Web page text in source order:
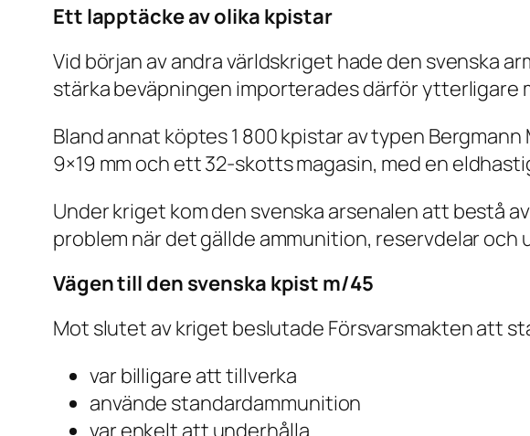
Ett lapptäcke av olika kpistar
Vid början av andra världskriget hade den svenska
stärka beväpningen importerades därför ytterligare
Bland annat köptes 1 800 kpistar av typen
9×19 mm och ett 32-skotts magasin, med en
Under kriget kom den svenska arsenalen att bestå av
problem när det gällde ammunition, reservdelar och
Vägen till den svenska kpist m/45
Mot slutet av kriget beslutade Försvarsmakten att
var billigare att tillverka
använde standardammunition
var enkelt att underhålla